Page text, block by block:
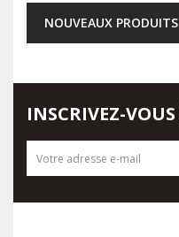
NOUVEAUX PRODUITS